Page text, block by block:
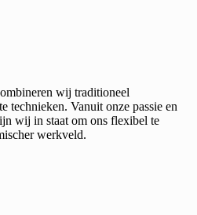
wij traditioneel
technieken. Vanuit onze passie en
wij in staat om ons flexibel te
werkveld.